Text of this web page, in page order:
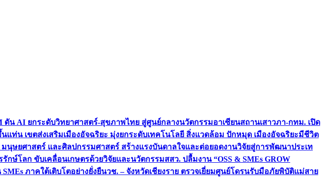
ดัน AI ยกระดับวิทยาศาสตร์-สุขภาพไทย สู่ศูนย์กลางนวัตกรรมอาเซียนสถานเสาวภา-กทม. เปิด
แท่น เขตส่งเสริมเมืองอัจฉริยะ มุ่งยกระดับเทคโนโลยี สิ่งแวดล้อม ปักหมุด เมืองอัจฉริยะมีชีวิต
ษยศาสตร์ และศิลปกรรมศาสตร์ สร้างแรงบันดาลใจและต่อยอดงานวิจัยสู่การพัฒนาประเท
กษ์โลก ขับเคลื่อนเกษตรด้วยวิจัยและนวัตกรรมสสว. ปลื้มงาน “OSS & SMEs GROW
ภาคใต้เติบโตอย่างยั่งยืนวช. – จังหวัดเชียงราย ตรวจเยี่ยมศูนย์โดรนรับมือภัยพิบัติแม่สาย